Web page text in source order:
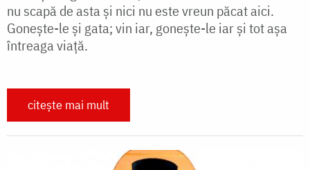
nu scapă de asta și nici nu este vreun păcat aici.
Gonește-le și gata; vin iar, gonește-le iar și tot așa
întreaga viață.
citește mai mult